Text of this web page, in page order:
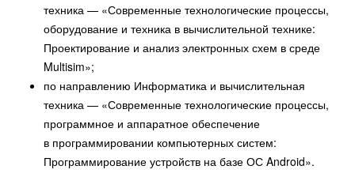
техника — «Современные технологические процессы,
оборудование и техника в вычислительной технике:
Проектирование и анализ электронных схем в среде
Multisim»;
по направлению Информатика и вычислительная
техника — «Современные технологические процессы,
программное и аппаратное обеспечение
в программировании компьютерных систем:
Программирование устройств на базе ОС Android».